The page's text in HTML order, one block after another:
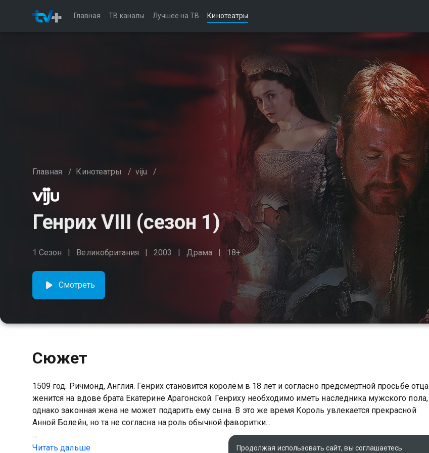
Главная ТВ каналы Лучшее на ТВ Кинотеатры
Главная / Кинотеатры / viju /
Генрих VIII (сезон 1)
1 Сезон Великобритания 2003 Драма 18+
Смотреть
Сюжет
1509 год. Ричмонд, Англия. Генрих становится королём в 18 лет и согласно предсмертной просьбе отца
женится на вдове брата Екатерине Арагонской. Генриху необходимо иметь наследника мужского пола,
однако законная жена не может подарить ему сына. В это же время Король увлекается прекрасной
Анной Болейн, но та не согласна на роль обычной фаворитки...
Посмотреть онлайн 1 сезон сериала Генрих VIII вы можете совершенно бесплатно в хорошем HD
Читать дальше Продолжая использовать сайт, вы соглашаетесь